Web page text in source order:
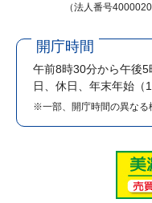
（法人番号
開庁時間
午前8時30分から午後5
日、休日、年末年始（
※一部、開庁時間の異なる